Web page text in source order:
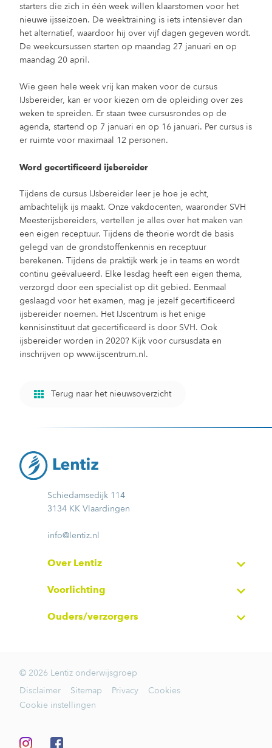
starters die zich in één week willen klaarstomen voor het
nieuwe ijsseizoen. De weektraining is iets intensiever dan
het alternatief, waardoor hij over vijf dagen gegeven wordt.
De weekcursussen starten op maandag 27 januari en op
maandag 20 april.
Wie geen hele week vrij kan maken voor de cursus
IJsbereider, kan er voor kiezen om de opleiding over zes
weken te spreiden. Er staan twee cursusrondes op de
agenda, startend op 7 januari en op 16 januari. Per cursus is
er ruimte voor maximaal 12 personen.
Word gecertificeerd ijsbereider
Tijdens de cursus IJsbereider leer je hoe je echt,
ambachtelijk ijs maakt. Onze vakdocenten, waaronder SVH
Meesterijsbereiders, vertellen je alles over het maken van
een eigen receptuur. Tijdens de theorie wordt de basis
gelegd van de grondstoffenkennis en receptuur
berekenen. Tijdens de praktijk werk je in teams en wordt
continu geëvalueerd. Elke lesdag heeft een eigen thema,
verzorgd door een specialist op dit gebied. Eenmaal
geslaagd voor het examen, mag je jezelf gecertificeerd
ijsbereider noemen. Het IJscentrum is het enige
kennisinstituut dat gecertificeerd is door SVH. Ook
ijsbereider worden in 2020? Kijk voor cursusdata en
inschrijven op www.ijscentrum.nl.
Terug naar het nieuwsoverzicht
Schiedamsedijk 114
3134 KK Vlaardingen
info@lentiz.nl
Over Lentiz
Voorlichting
Ouders/verzorgers
© 2026 Lentiz onderwijsgroep
Disclaimer
Sitemap Privacy
Cookies
Cookie instellingen